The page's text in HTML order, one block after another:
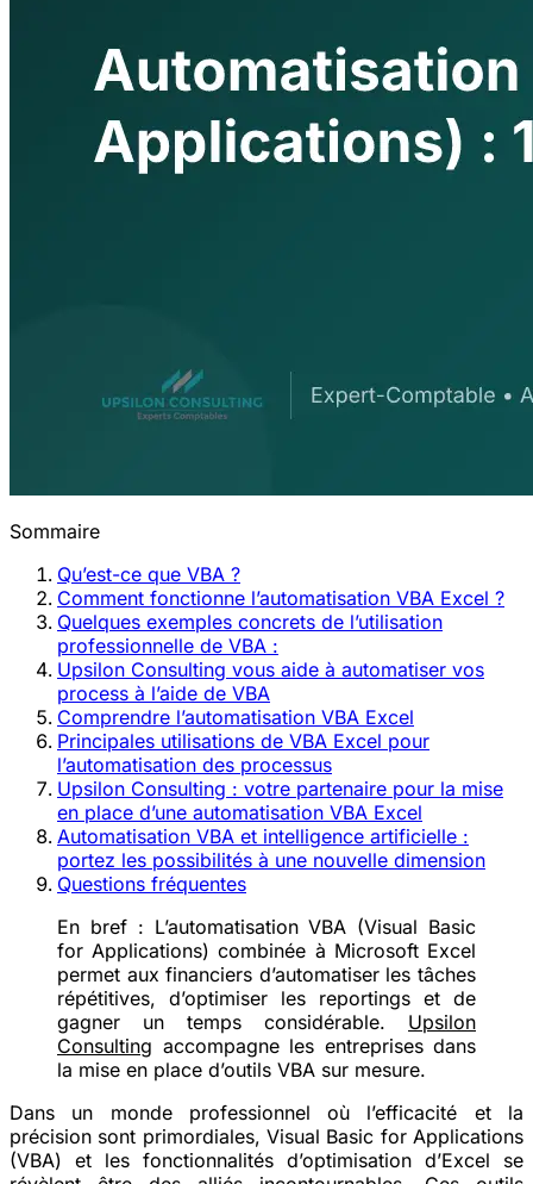
Sommaire
Qu’est-ce que VBA ?
Comment fonctionne l’automatisation VBA Excel ?
Quelques exemples concrets de l’utilisation
professionnelle de VBA :
Upsilon Consulting vous aide à automatiser vos
process à l’aide de VBA
Comprendre l’automatisation VBA Excel
Principales utilisations de VBA Excel pour
l’automatisation des processus
Upsilon Consulting : votre partenaire pour la mise
en place d’une automatisation VBA Excel
Automatisation VBA et intelligence artificielle :
portez les possibilités à une nouvelle dimension
Questions fréquentes
En bref : L’automatisation VBA (Visual Basic
for Applications) combinée à Microsoft Excel
permet aux financiers d’automatiser les tâches
répétitives, d’optimiser les reportings et de
gagner un temps considérable. Upsilon
Consulting accompagne les entreprises dans
la mise en place d’outils VBA sur mesure.
Dans un monde professionnel où l’efficacité et la
précision sont primordiales, Visual Basic for Applications
(VBA) et les fonctionnalités d’optimisation d’Excel se